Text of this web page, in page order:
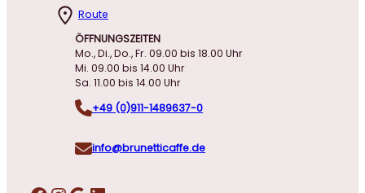
Route
ÖFFNUNGSZEITEN
Mo., Di., Do., Fr. 09.00 bis 18.00 Uhr
Mi. 09.00 bis 14.00 Uhr
Sa. 11.00 bis 14.00 Uhr
+49 (0)911-1489637-0
info@brunetticaffe.de